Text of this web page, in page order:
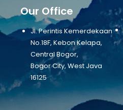
Our Office
Jl. Perintis Kemerdekaan
No.18F, Kebon Kelapa,
Central Bogor,
Bogor City, West Java
16125